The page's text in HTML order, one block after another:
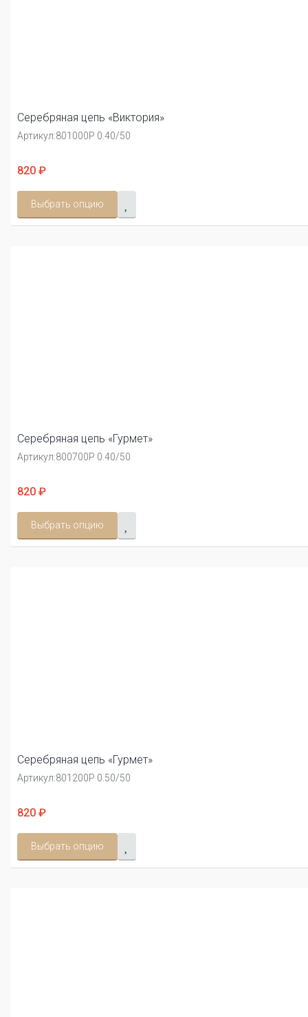
Серебряная цепь «Виктория»
Артикул:801000Р 0.40/50
820 ₽
Выбрать опцию
Серебряная цепь «Гурмет»
Артикул:800700Р 0.40/50
820 ₽
Выбрать опцию
Серебряная цепь «Гурмет»
Артикул:801200Р 0.50/50
820 ₽
Выбрать опцию